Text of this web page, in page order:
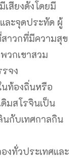
เสียงดังโดยมี
ละจุดประทัด ผู้
าวกที่มีความสุข
วกเขาสวม
จง
นท้องถิ่นหรือ
มสโรจินเป็น
นกับเทศกาลกิน
งทั่วประเทศและ